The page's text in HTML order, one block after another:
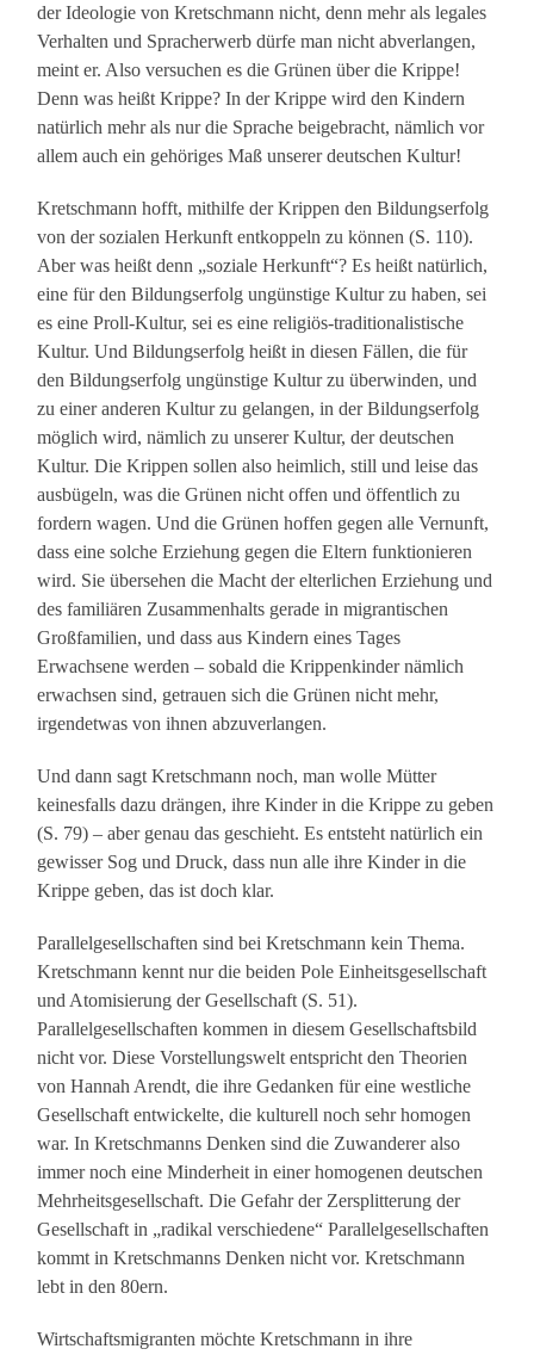
der Ideologie von Kretschmann nicht, denn mehr als legales
Verhalten und Spracherwerb dürfe man nicht abverlangen,
meint er. Also versuchen es die Grünen über die Krippe!
Denn was heißt Krippe? In der Krippe wird den Kindern
natürlich mehr als nur die Sprache beigebracht, nämlich vor
allem auch ein gehöriges Maß unserer deutschen Kultur!
Kretschmann hofft, mithilfe der Krippen den Bildungserfolg
von der sozialen Herkunft entkoppeln zu können (S. 110).
Aber was heißt denn „soziale Herkunft“? Es heißt natürlich,
eine für den Bildungserfolg ungünstige Kultur zu haben, sei
es eine Proll-Kultur, sei es eine religiös-traditionalistische
Kultur. Und Bildungserfolg heißt in diesen Fällen, die für
den Bildungserfolg ungünstige Kultur zu überwinden, und
zu einer anderen Kultur zu gelangen, in der Bildungserfolg
möglich wird, nämlich zu unserer Kultur, der deutschen
Kultur. Die Krippen sollen also heimlich, still und leise das
ausbügeln, was die Grünen nicht offen und öffentlich zu
fordern wagen. Und die Grünen hoffen gegen alle Vernunft,
dass eine solche Erziehung gegen die Eltern funktionieren
wird. Sie übersehen die Macht der elterlichen Erziehung und
des familiären Zusammenhalts gerade in migrantischen
Großfamilien, und dass aus Kindern eines Tages
Erwachsene werden – sobald die Krippenkinder nämlich
erwachsen sind, getrauen sich die Grünen nicht mehr,
irgendetwas von ihnen abzuverlangen.
Und dann sagt Kretschmann noch, man wolle Mütter
keinesfalls dazu drängen, ihre Kinder in die Krippe zu geben
(S. 79) – aber genau das geschieht. Es entsteht natürlich ein
gewisser Sog und Druck, dass nun alle ihre Kinder in die
Krippe geben, das ist doch klar.
Parallelgesellschaften sind bei Kretschmann kein Thema.
Kretschmann kennt nur die beiden Pole Einheitsgesellschaft
und Atomisierung der Gesellschaft (S. 51).
Parallelgesellschaften kommen in diesem Gesellschaftsbild
nicht vor. Diese Vorstellungswelt entspricht den Theorien
von Hannah Arendt, die ihre Gedanken für eine westliche
Gesellschaft entwickelte, die kulturell noch sehr homogen
war. In Kretschmanns Denken sind die Zuwanderer also
immer noch eine Minderheit in einer homogenen deutschen
Mehrheitsgesellschaft. Die Gefahr der Zersplitterung der
Gesellschaft in „radikal verschiedene“ Parallelgesellschaften
kommt in Kretschmanns Denken nicht vor. Kretschmann
lebt in den 80ern.
Wirtschaftsmigranten möchte Kretschmann in ihre